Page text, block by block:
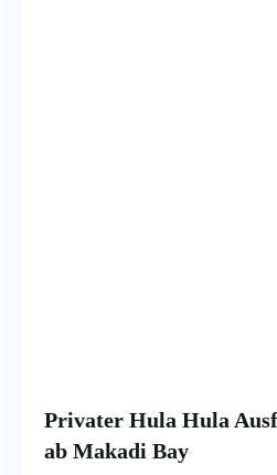
Privater Hula Hula
ab Makadi Bay